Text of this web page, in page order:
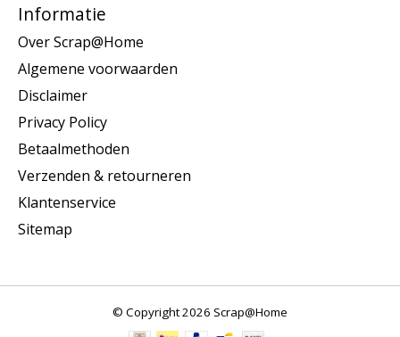
Informatie
Over Scrap@Home
Algemene voorwaarden
Disclaimer
Privacy Policy
Betaalmethoden
Verzenden & retourneren
Klantenservice
Sitemap
© Copyright 2026 Scrap@Home